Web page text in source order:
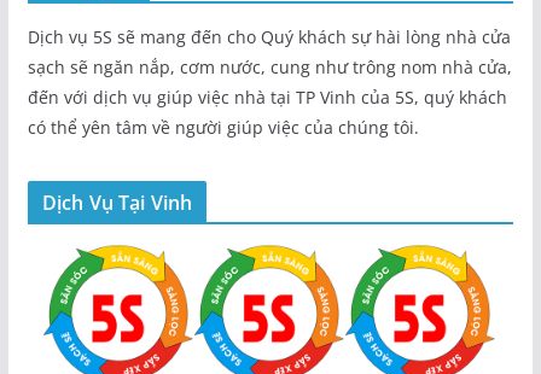
Dịch vụ 5S sẽ mang đến cho Quý khách sự hài lòng nhà cửa
sạch sẽ ngăn nắp, cơm nước, cung như trông nom nhà cửa,
đến với dịch vụ giúp việc nhà tại TP Vinh của 5S, quý khách
có thể yên tâm về người giúp việc của chúng tôi.
Dịch Vụ Tại Vinh